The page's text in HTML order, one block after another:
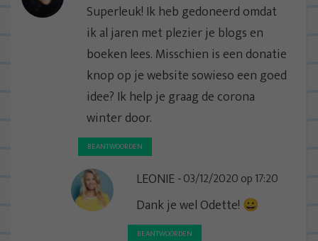
Superleuk! Ik heb gedoneerd omdat
ik al jaren met plezier je blogs en
boeken lees. Misschien is een donatie
knop op je website sowieso een goed
idee? Ik help je graag de corona
winter door.
BEANTWOORDEN
LEONIE 03/12/2020 op 17:20
Dank je wel Odette! 😀
BEANTWOORDEN